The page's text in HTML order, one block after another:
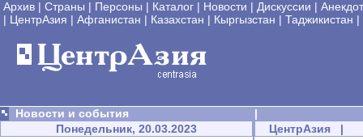
Архив | Страны | Персоны | Каталог | Новости | Дискуссии |
| ЦентрАзия | Афганистан | Казахстан | Кыргызстан | Таджикистан |
Новости и события
|
Понедельник, 20.03.2023
ЦентрАзия |